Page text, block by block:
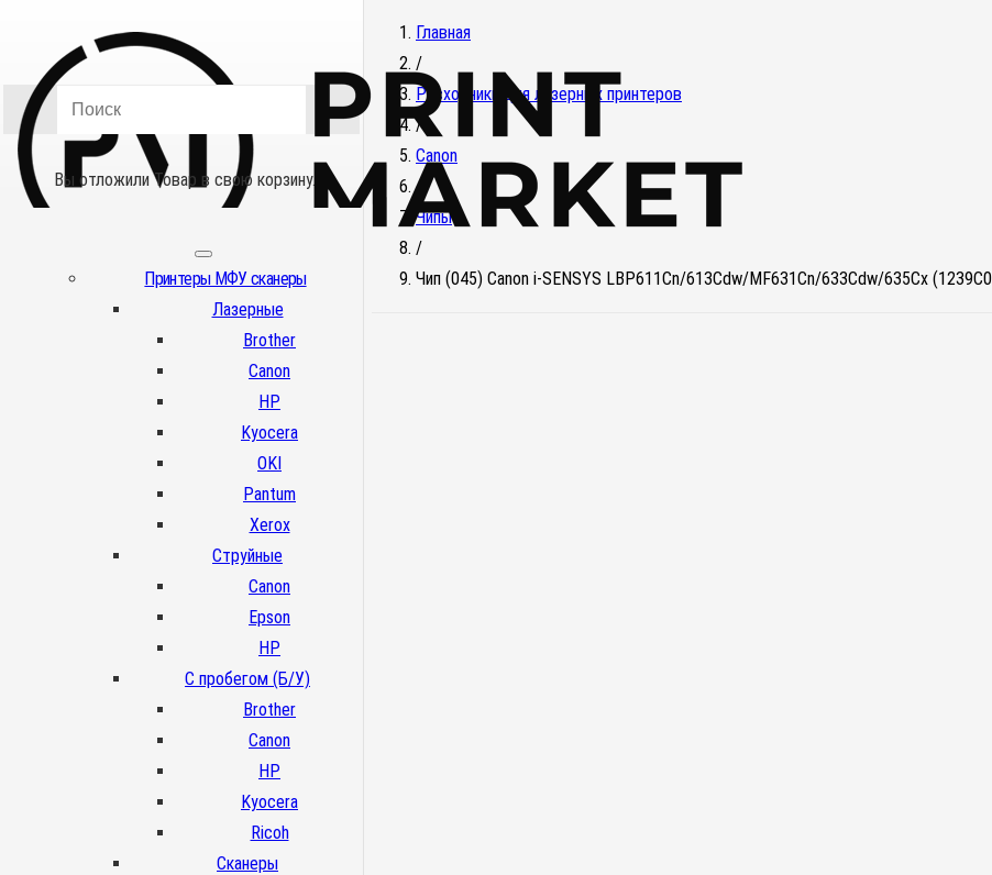
Вы отложилиТовар в свою корзину.
Принтеры МФУ сканеры
Лазерные
Brother
Canon
HP
Kyocera
OKI
Pantum
Xerox
Струйные
Canon
Epson
HP
С пробегом (Б/У)
Brother
Canon
HP
Kyocera
Ricoh
Сканеры
Главная
/
Расходники для лазерных принтеров
/
Canon
/
Чипы
/
Чип (045) Canon i-SENSYS LBP611Cn/613Cdw/MF631Cn/633Cdw/635Cx